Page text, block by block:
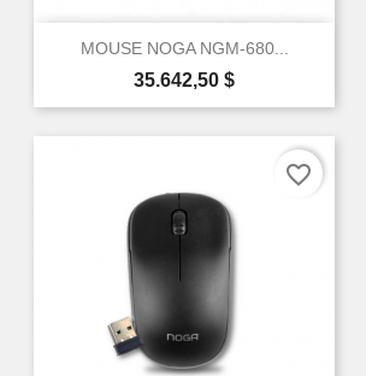
MOUSE NOGA NGM-680...
Precio
35.642,50 $
favorite_border
Wishlist name